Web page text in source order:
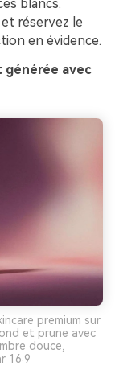
blancs.
réservez le
en évidence.
générée avec
premium sur
et prune avec
douce,
16:9